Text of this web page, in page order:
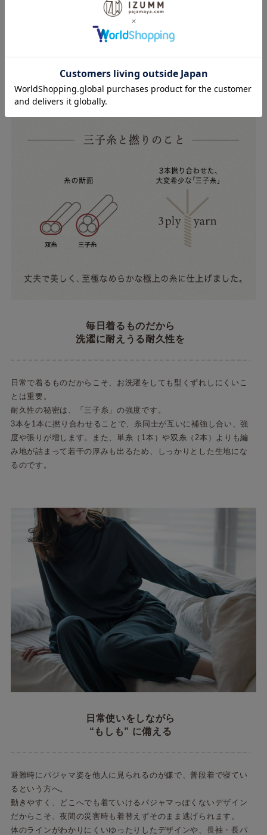
は、高級シャツに使われる細い60番手の「三子糸」。通常のTシ
ャツは2本撚りの「双糸」を使うところを、3本撚り合わせた「三
子糸」にすることで、60番手の細い糸による生地の柔らかさや滑
らかさを損なわずにしっかりとした質感を実現することができま
した。
女性が気になるインナーのラインが目立たず綺麗に着られます。
毎日着るものだから
洗濯に耐えうる耐久性を
日常で着るものだからこそ、お洗濯をしても型くずれしにくいこ
とは重要。
耐久性の秘密は、「三子糸」の強度です。
3本を1本に撚り合わせることで、糸同士が互いに補強し合い、強
度や張りが増します。また、単糸（1本）や双糸（2本）よりも編
み地が詰まって若干の厚みも出るため、しっかりとした生地にな
るのです。
日常使いをしながら
“もしも” に備える
避難時にパジャマ姿を他人に見られるのが嫌で、普段着で寝てい
るという方へ。
動きやすく、どこへでも着ていけるパジャマっぽくないデザイン
だからこそ、夜間の災害時も着替えずそのまま逃げられます。
体のラインがわかりにくいゆったりしたデザインや、長袖・長パ